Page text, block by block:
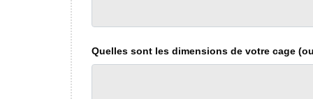
Quelles sont les dimensions de votre cage